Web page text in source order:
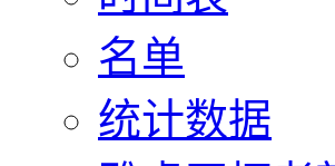
名单
统计数据